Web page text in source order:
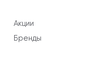
Акции
Бренды